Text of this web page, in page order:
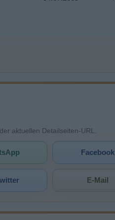
aktuellen Detailseiten-URL.
Facebook
E-Mail